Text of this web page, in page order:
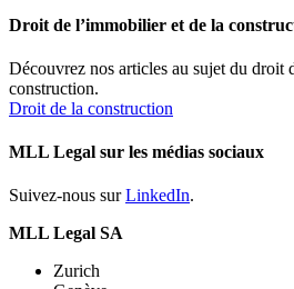
Droit de l’immobilier et de la
Découvrez nos articles au sujet du droit
construction.
Droit de la construction
MLL Legal sur les médias sociaux
Suivez-nous surLinkedIn.
MLL Legal SA
Zurich